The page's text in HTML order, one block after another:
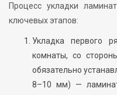
Процесс укладки
ключевых этапов:
Укладка первого
комнаты, со
обязательно
8–10 мм) —